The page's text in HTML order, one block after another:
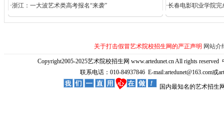
·浙江：一大波艺术类高考报名“来袭”
·长春电影职业学院完
关于打击假冒艺术院校招生网的严正声明 网站介
Copyright2005-2025艺术院校招生网 www.artedunet.cn All rights reserved
联系电话：010-84937846 E-mail:artedunet@163.com或
国内最知名的艺术招生